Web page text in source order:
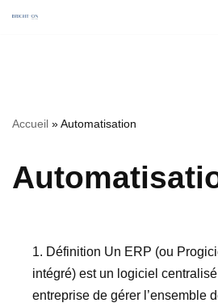
au
Accueil »Automatisation
1. Définition Un ERP (ou
intégré) est un logiciel
entreprise de gérer l’ensemble